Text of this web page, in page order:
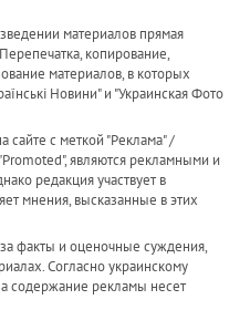
материалов прямая
копирование,
материалов, в которых
Новини" и "Украинская Фото
сайте с меткой "Реклама" /
являются рекламными и
редакция участвует в
мнения, высказанные в этих
факты и оценочные суждения,
Согласно украинскому
содержание рекламы несет